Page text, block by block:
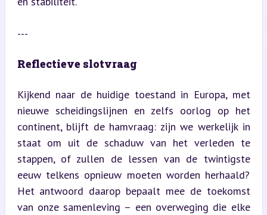
---
Reflectieve slotvraag
Kijkend naar de huidige toestand in Europa, met
nieuwe scheidingslijnen en zelfs oorlog op het
continent, blijft de hamvraag: zijn we werkelijk in
staat om uit de schaduw van het verleden te
stappen, of zullen de lessen van de twintigste
eeuw telkens opnieuw moeten worden herhaald?
Het antwoord daarop bepaalt mee de toekomst
van onze samenleving – een overweging die elke